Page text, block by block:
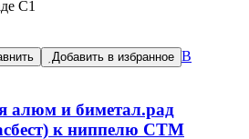
С1
Добавить в избранное В
алюм и биметал.рад
к ниппелю CTM